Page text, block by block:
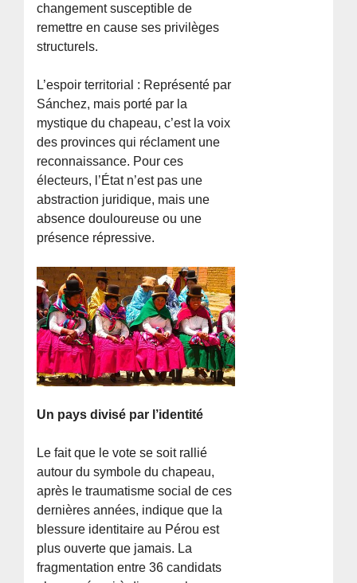
changement susceptible de
remettre en cause ses privilèges
structurels.
L’espoir territorial : Représenté par
Sánchez, mais porté par la
mystique du chapeau, c’est la voix
des provinces qui réclament une
reconnaissance. Pour ces
électeurs, l’État n’est pas une
abstraction juridique, mais une
absence douloureuse ou une
présence répressive.
Un pays divisé par l’identité
Le fait que le vote se soit rallié
autour du symbole du chapeau,
après le traumatisme social de ces
dernières années, indique que la
blessure identitaire au Pérou est
plus ouverte que jamais. La
fragmentation entre 36 candidats